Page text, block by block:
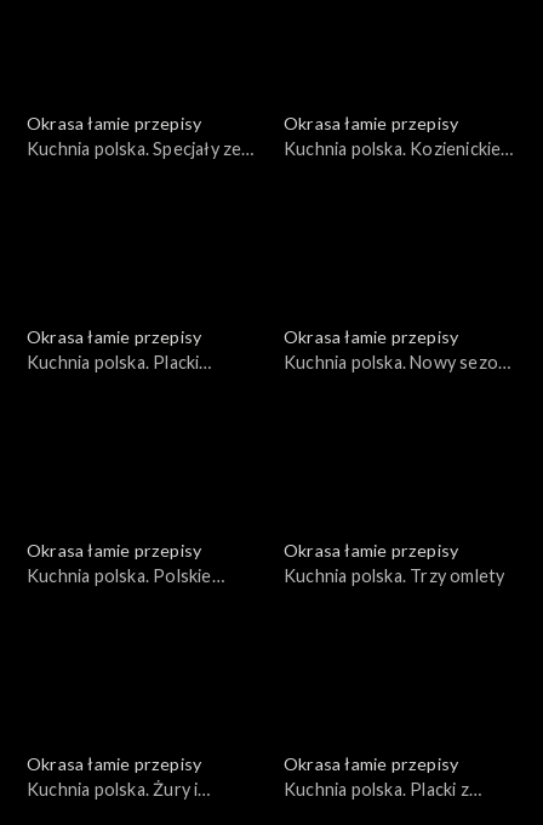
Okrasa łamie przepisy
Kuchnia polska. Specjały ze
Okrasa łamie przepisy
Kuchnia polska. Kozienickie
Okrasa łamie przepisy
Kuchnia polska. Placki
Okrasa łamie przepisy
Kuchnia polska. Nowy sezon
Okrasa łamie przepisy
Kuchnia polska. Polskie
Okrasa łamie przepisy
Kuchnia polska. Trzy omlety
Okrasa łamie przepisy
Kuchnia polska. Żury i
Okrasa łamie przepisy
Kuchnia polska. Placki z